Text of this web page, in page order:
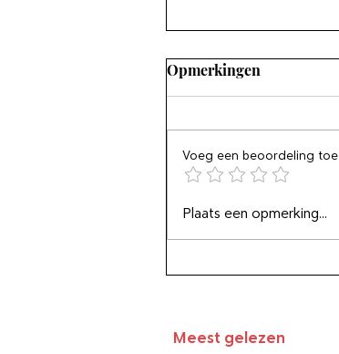
Piekeren is martelen
Opmerkingen
Voeg een beoordeling toe
Plaats een opmerking...
Meest gelezen